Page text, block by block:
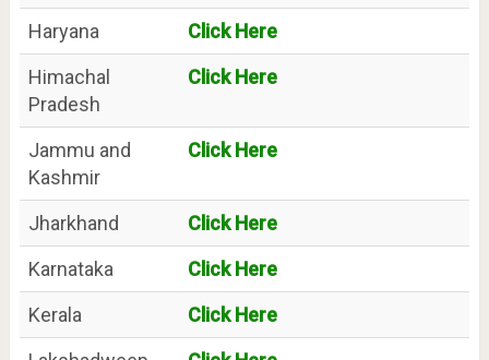
Haryana
Click Here
Himachal
Pradesh
Click Here
Jammu and
Kashmir
Click Here
Jharkhand
Click Here
Karnataka
Click Here
Kerala
Click Here